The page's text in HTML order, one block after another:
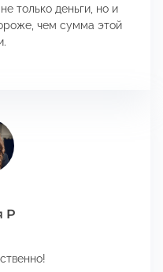
только деньги, но и
чем сумма этой
Р